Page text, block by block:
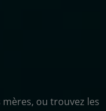
ou trouvez les